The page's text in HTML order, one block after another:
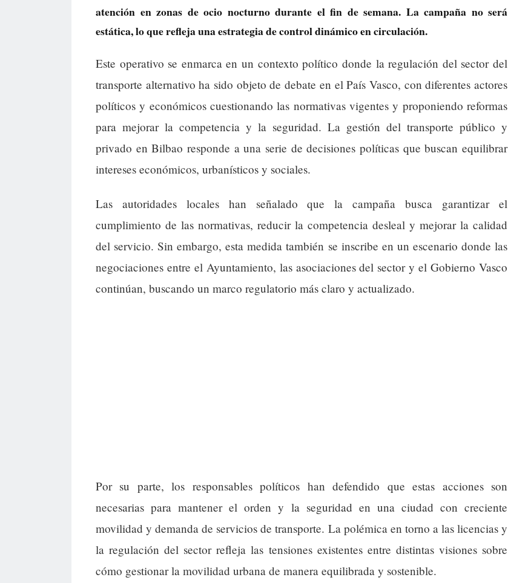
atención en zonas de ocio nocturno durante el fin de semana. La campaña no será
estática, lo que refleja una estrategia de control dinámico en circulación.
Este operativo se enmarca en un contexto político donde la regulación del sector del
transporte alternativo ha sido objeto de debate en el País Vasco, con diferentes actores
políticos y económicos cuestionando las normativas vigentes y proponiendo reformas
para mejorar la competencia y la seguridad. La gestión del transporte público y
privado en Bilbao responde a una serie de decisiones políticas que buscan equilibrar
intereses económicos, urbanísticos y sociales.
Las autoridades locales han señalado que la campaña busca garantizar el
cumplimiento de las normativas, reducir la competencia desleal y mejorar la calidad
del servicio. Sin embargo, esta medida también se inscribe en un escenario donde las
negociaciones entre el Ayuntamiento, las asociaciones del sector y el Gobierno Vasco
continúan, buscando un marco regulatorio más claro y actualizado.
Por su parte, los responsables políticos han defendido que estas acciones son
necesarias para mantener el orden y la seguridad en una ciudad con creciente
movilidad y demanda de servicios de transporte. La polémica en torno a las licencias y
la regulación del sector refleja las tensiones existentes entre distintas visiones sobre
cómo gestionar la movilidad urbana de manera equilibrada y sostenible.